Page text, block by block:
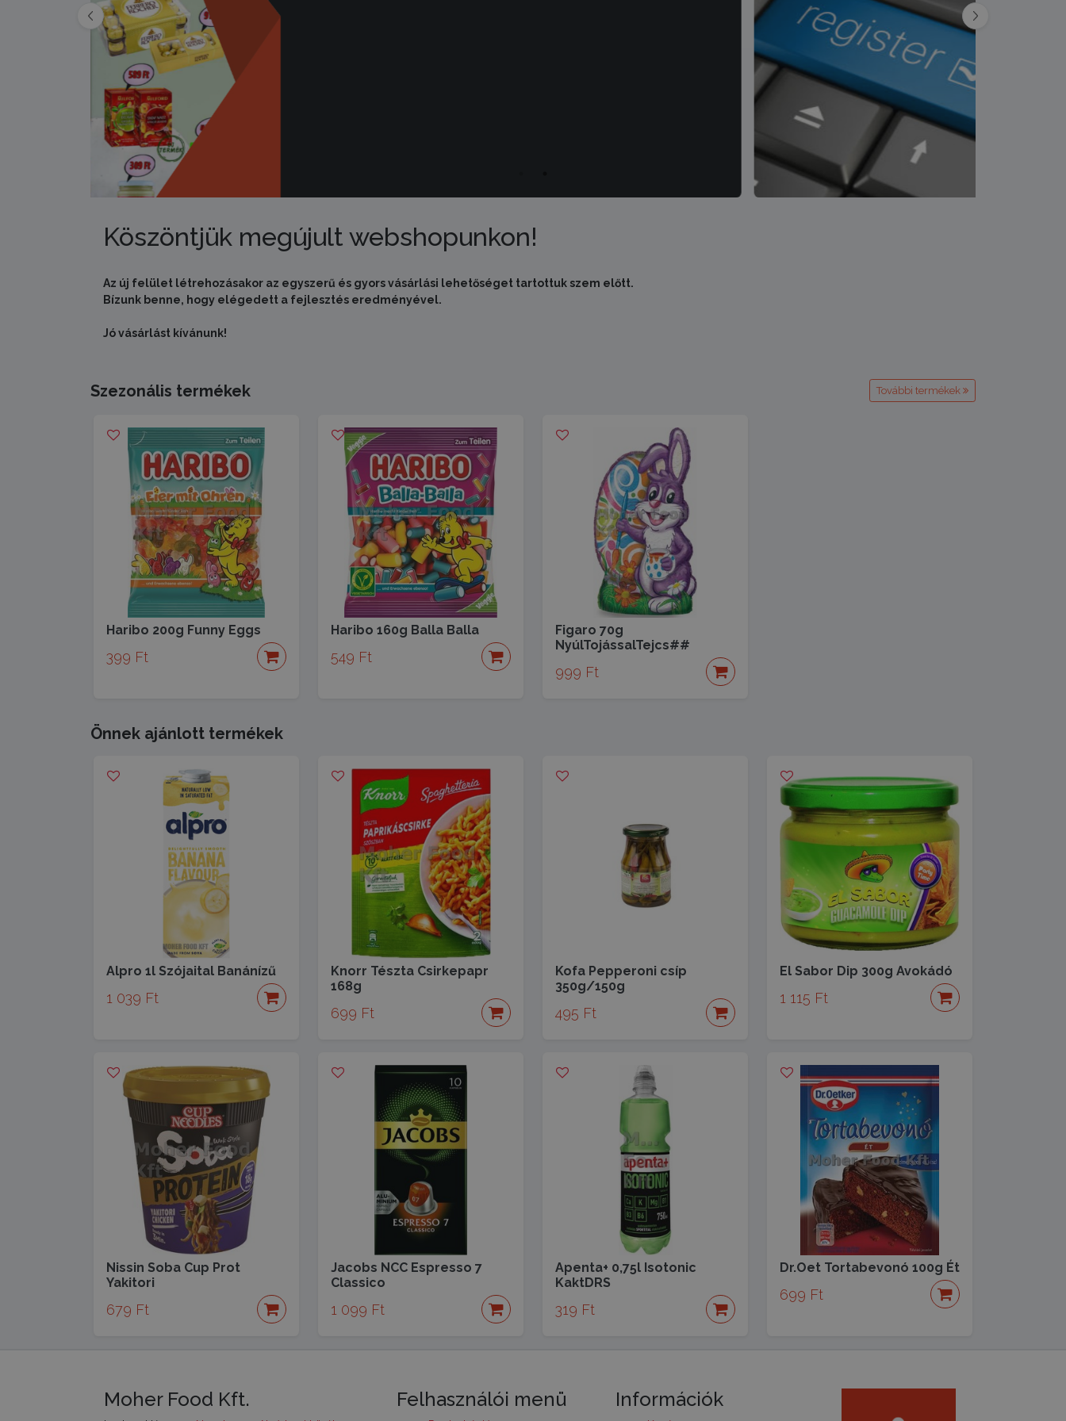
Köszöntjük megújult webshopunkon!
Az új felület létrehozásakor az egyszerű és gyors vásárlási lehetőséget tartottuk szem előtt.
Bízunk benne, hogy elégedett a fejlesztés eredményével.
Jó vásárlást kívánunk!
Szezonális termékek További termékek
Haribo 200g Funny Eggs
399 Ft
Haribo 160g Balla Balla
549 Ft
Figaro 70g
NyúlTojássalTejcs##
999 Ft
Önnek ajánlott termékek
Alpro 1l Szójaital Banánízű
1 039 Ft
Knorr Tészta Csirkepapr
168g
699 Ft
Kofa Pepperoni csíp
350g/150g
495 Ft
El Sabor Dip 300g Avokádó
1 115 Ft
Nissin Soba Cup Prot
Yakitori
679 Ft
Jacobs NCC Espresso 7
Classico
1 099 Ft
Apenta+ 0,75l Isotonic
KaktDRS
319 Ft
Dr.Oet Tortabevonó 100g Ét
699 Ft
Moher Food Kft. Felhasználói menü Információk